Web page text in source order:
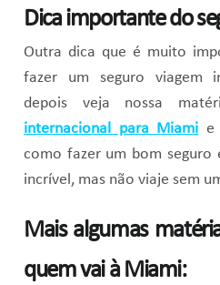
Dica importante do
Outra dica que é muito
fazer um seguro viagem
depois veja nossa
internacional para Miami e
como fazer um bom seguro
incrível, mas não viaje sem
Mais algumas
quem vai à Miami: